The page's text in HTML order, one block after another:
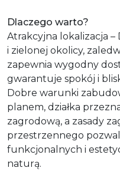
Dlaczego warto?
Atrakcyjna lokalizacja –
i zielonej okolicy,
zapewnia wygodny
gwarantuje spokój i
Dobre warunki
planem, działka
zagrodową, a zasady
przestrzennego
funkcjonalnych i
naturą.